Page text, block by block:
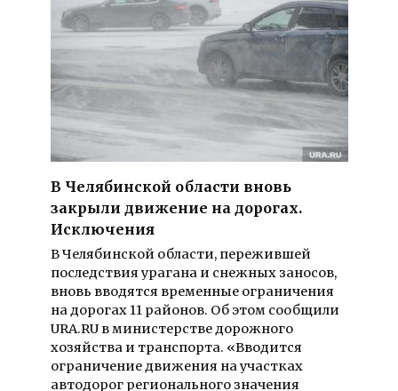
В Челябинской области вновь
закрыли движение на дорогах.
Исключения
В Челябинской области, пережившей
последствия урагана и снежных заносов,
вновь вводятся временные ограничения
на дорогах 11 районов. Об этом сообщили
URA.RU в министерстве дорожного
хозяйства и транспорта. «Вводится
ограничение движения на участках
автодорог регионального значения